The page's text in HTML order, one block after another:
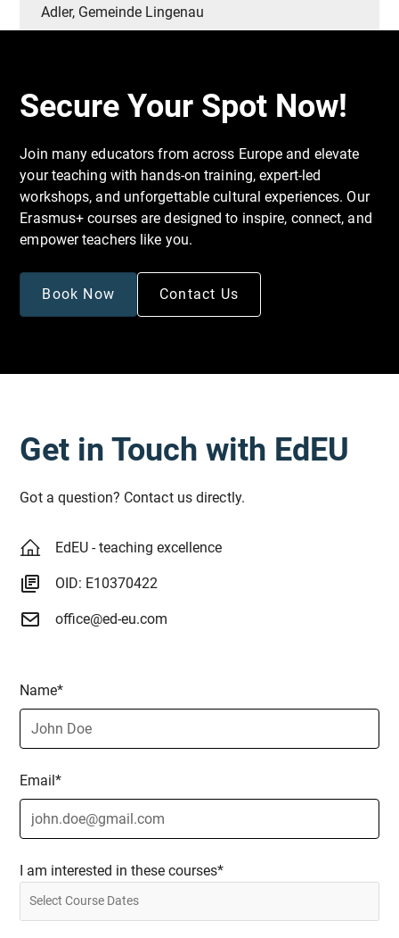
Adler, Gemeinde Lingenau
Secure Your Spot Now!
Join many educators from across Europe and elevate
your teaching with hands-on training, expert-led
workshops, and unforgettable cultural experiences. Our
Erasmus+ courses are designed to inspire, connect, and
empower teachers like you.
Book Now Contact Us
Get in Touch with EdEU
Got a question? Contact us directly.
EdEU - teaching excellence
OID: E10370422
office@ed-eu.com
Name*
Email*
I am interested in these courses*